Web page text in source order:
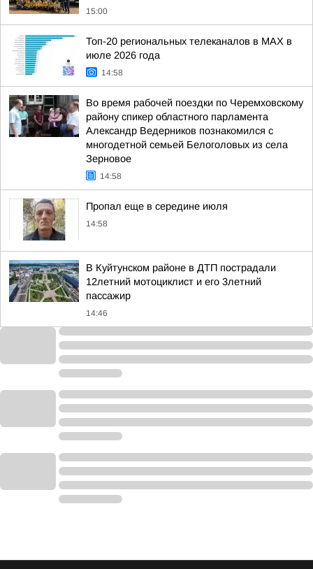
15:00
Топ-20 региональных телеканалов в MAX в
июле 2026 года
14:58
Во время рабочей поездки по Черемховскому
району спикер областного парламента
Александр Ведерников познакомился с
многодетной семьей Белоголовых из села
Зерновое
14:58
Пропал еще в середине июля
14:58
В Куйтунском районе в ДТП пострадали
12летний мотоциклист и его 3летний
пассажир
14:46